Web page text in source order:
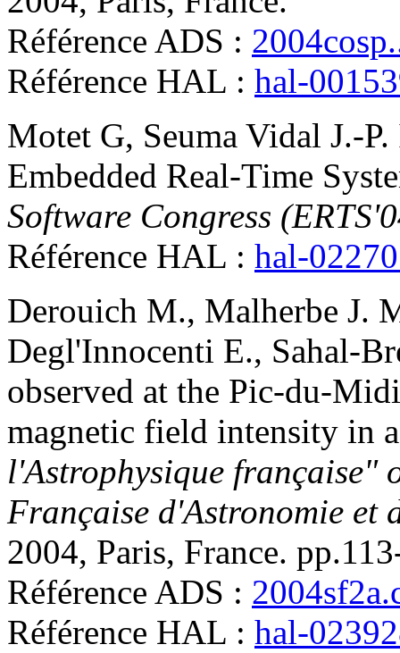
Référence ADS :
Référence HAL : hal-
Motet G, Seuma Vidal J.-P.
Embedded Real-Time
Software Congress
Référence HAL : hal-
Derouich M., Malherbe J.
Degl'Innocenti E., Sahal-
observed at the Pic-du-
magnetic field intensity in
l'Astrophysique française"
Française d'Astronomie et
2004, Paris, France.
Référence ADS :
Référence HAL : hal-